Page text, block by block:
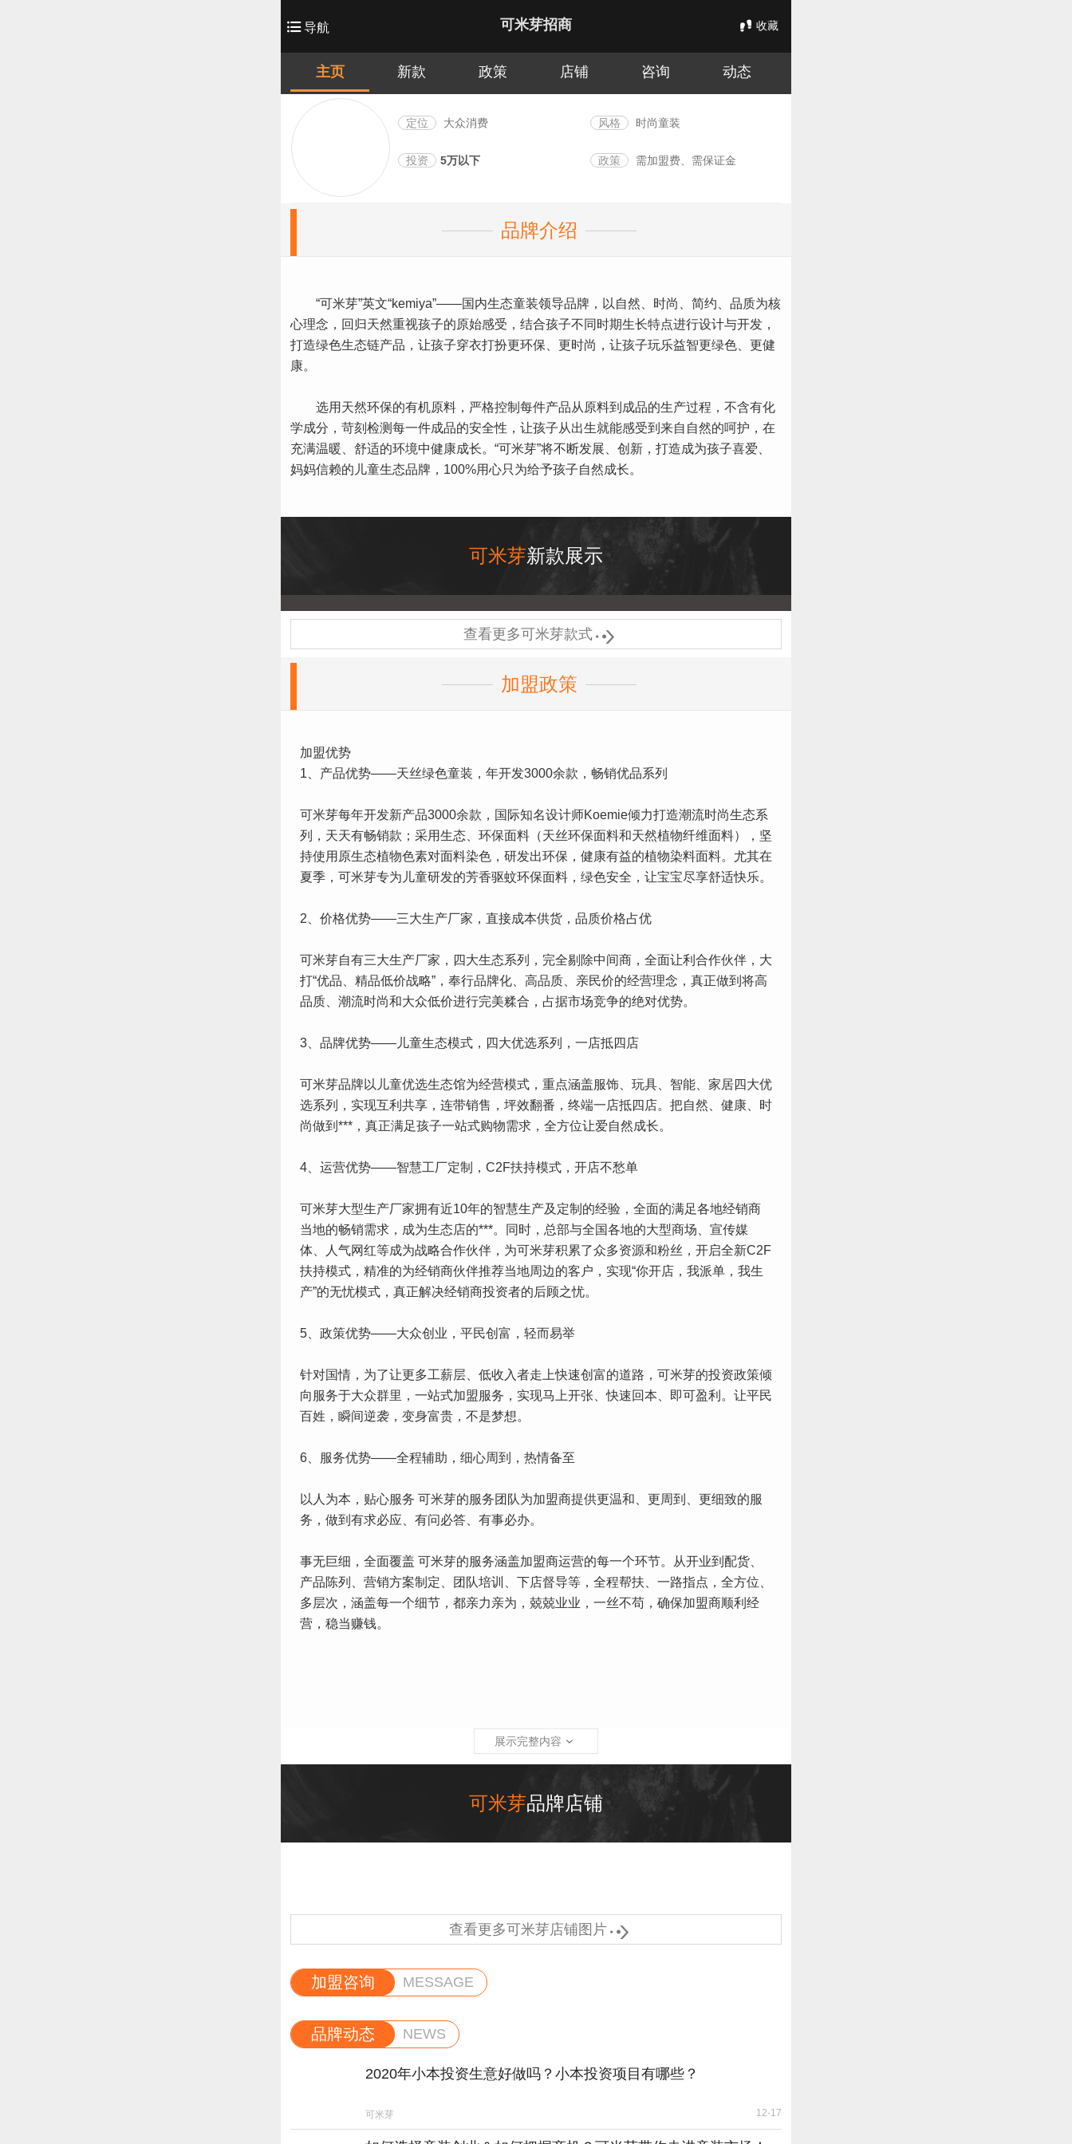
导航 可米芽招商 收藏
主页 新款 政策 店铺 咨询 动态
定位 大众消费 风格 时尚童装
投资 5万以下 政策 需加盟费、需保证金
品牌介绍
“可米芽”英文“kemiya”——国内生态童装领导品牌，以自然、时尚、简约、品质为核
心理念，回归天然重视孩子的原始感受，结合孩子不同时期生长特点进行设计与开发，
打造绿色生态链产品，让孩子穿衣打扮更环保、更时尚，让孩子玩乐益智更绿色、更健
康。
选用天然环保的有机原料，严格控制每件产品从原料到成品的生产过程，不含有化
学成分，苛刻检测每一件成品的安全性，让孩子从出生就能感受到来自自然的呵护，在
充满温暖、舒适的环境中健康成长。“可米芽”将不断发展、创新，打造成为孩子喜爱、
妈妈信赖的儿童生态品牌，100%用心只为给予孩子自然成长。
可米芽新款展示
查看更多可米芽款式
加盟政策
加盟优势
1、产品优势——天丝绿色童装，年开发3000余款，畅销优品系列
可米芽每年开发新产品3000余款，国际知名设计师Koemie倾力打造潮流时尚生态系
列，天天有畅销款；采用生态、环保面料（天丝环保面料和天然植物纤维面料），坚
持使用原生态植物色素对面料染色，研发出环保，健康有益的植物染料面料。尤其在
夏季，可米芽专为儿童研发的芳香驱蚊环保面料，绿色安全，让宝宝尽享舒适快乐。
2、价格优势——三大生产厂家，直接成本供货，品质价格占优
可米芽自有三大生产厂家，四大生态系列，完全剔除中间商，全面让利合作伙伴，大
打“优品、精品低价战略”，奉行品牌化、高品质、亲民价的经营理念，真正做到将高
品质、潮流时尚和大众低价进行完美糅合，占据市场竞争的绝对优势。
3、品牌优势——儿童生态模式，四大优选系列，一店抵四店
可米芽品牌以儿童优选生态馆为经营模式，重点涵盖服饰、玩具、智能、家居四大优
选系列，实现互利共享，连带销售，坪效翻番，终端一店抵四店。把自然、健康、时
尚做到***，真正满足孩子一站式购物需求，全方位让爱自然成长。
4、运营优势——智慧工厂定制，C2F扶持模式，开店不愁单
可米芽大型生产厂家拥有近10年的智慧生产及定制的经验，全面的满足各地经销商
当地的畅销需求，成为生态店的***。同时，总部与全国各地的大型商场、宣传媒
体、人气网红等成为战略合作伙伴，为可米芽积累了众多资源和粉丝，开启全新C2F
扶持模式，精准的为经销商伙伴推荐当地周边的客户，实现“你开店，我派单，我生
产”的无忧模式，真正解决经销商投资者的后顾之忧。
5、政策优势——大众创业，平民创富，轻而易举
针对国情，为了让更多工薪层、低收入者走上快速创富的道路，可米芽的投资政策倾
向服务于大众群里，一站式加盟服务，实现马上开张、快速回本、即可盈利。让平民
百姓，瞬间逆袭，变身富贵，不是梦想。
6、服务优势——全程辅助，细心周到，热情备至
以人为本，贴心服务 可米芽的服务团队为加盟商提供更温和、更周到、更细致的服
务，做到有求必应、有问必答、有事必办。
事无巨细，全面覆盖 可米芽的服务涵盖加盟商运营的每一个环节。从开业到配货、
产品陈列、营销方案制定、团队培训、下店督导等，全程帮扶、一路指点，全方位、
多层次，涵盖每一个细节，都亲力亲为，兢兢业业，一丝不苟，确保加盟商顺利经
营，稳当赚钱。
展示完整内容
可米芽品牌店铺
查看更多可米芽店铺图片
加盟咨询 MESSAGE
品牌动态 NEWS
2020年小本投资生意好做吗？小本投资项目有哪些？
可米芽 12-17